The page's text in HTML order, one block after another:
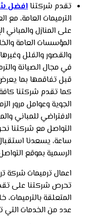
تقدم شركتناافضل
الترميمات العامة، مع
على المنازل
المؤسسات العامة
والقصور والفلل
في مجال الصيانة
قبل تفاقمها بما يعرض
كما تقدم شركتنا
الجوية وعوامل مرور
الافتراضي للمباني
ساعة، يسعدنا
الرسمية بموقع
اعمال ترميمات شركة
تحرص شركتنا على
المتعلقة
عدد من الخدمات